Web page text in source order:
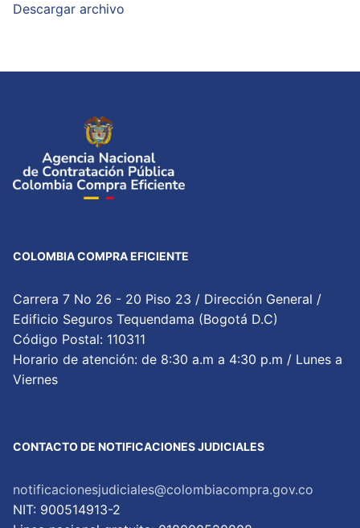
Descargar archivo
COLOMBIA COMPRA EFICIENTE
Carrera 7 No 26 - 20 Piso 23 / Dirección General /
Edificio Seguros Tequendama (Bogotá D.C)
Código Postal: 110311
Horario de atención: de 8:30 a.m a 4:30 p.m / Lunes a
Viernes
CONTACTO DE NOTIFICACIONES JUDICIALES
notificacionesjudiciales@colombiacompra.gov.co
NIT: 900514913-2